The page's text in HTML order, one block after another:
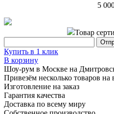
5
Товар
Купить в 1 клик
В корзину
Шоу-рум в Москве на
Привезём несколько товаров на
Изготовление на заказ
Гарантия качества
Доставка по всему миру